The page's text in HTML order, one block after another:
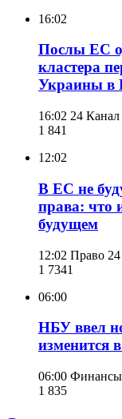
16:02
Послы ЕС
кластера
Украины в
16:02 24 Канал
1 841
12:02
В ЕС не
права: что
будущем
12:02 Право 24
1 7341
06:00
НБУ ввел
изменится
06:00 Финансы
1 835